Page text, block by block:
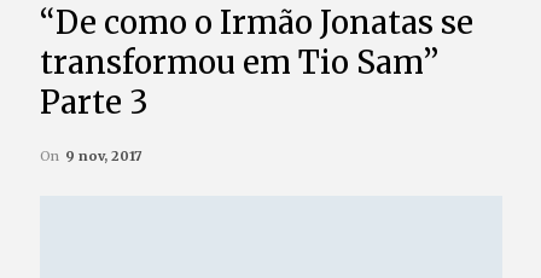
“De como o Irmão Jonatas se
transformou em Tio Sam”
Parte 3
On 9 nov, 2017